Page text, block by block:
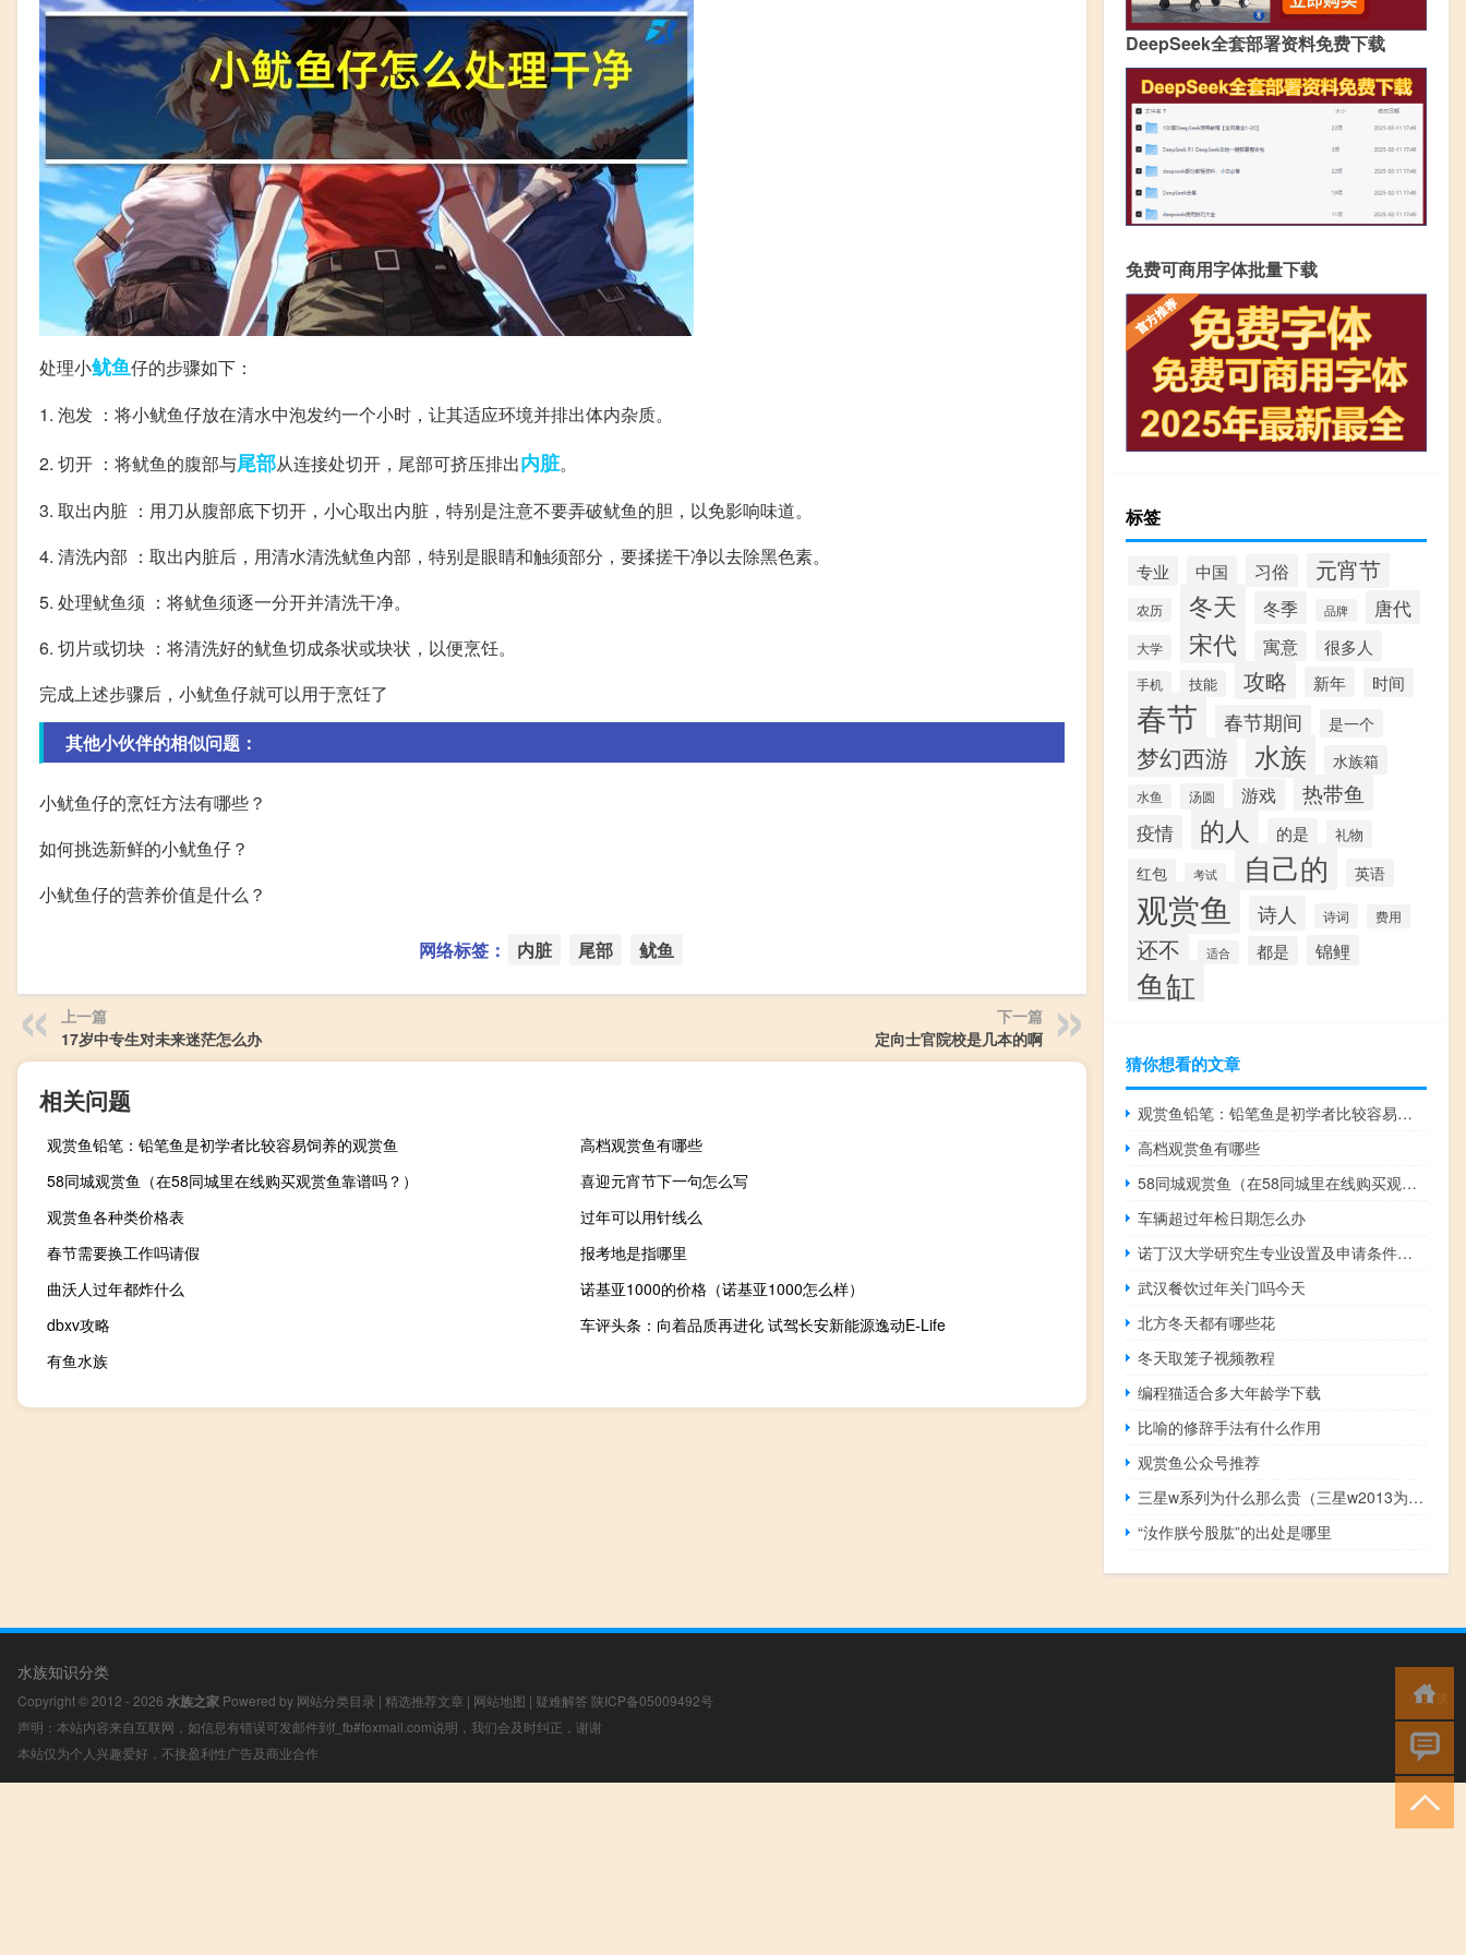
处理小鱿鱼仔的步骤如下：
1. 泡发 ：将小鱿鱼仔放在清水中泡发约一个小时，让其适应环境并排出体内杂质。
2. 切开 ：将鱿鱼的腹部与尾部从连接处切开，尾部可挤压排出内脏。
3. 取出内脏 ：用刀从腹部底下切开，小心取出内脏，特别是注意不要弄破鱿鱼的胆，以免影响味道。
4. 清洗内部 ：取出内脏后，用清水清洗鱿鱼内部，特别是眼睛和触须部分，要揉搓干净以去除黑色素。
5. 处理鱿鱼须 ：将鱿鱼须逐一分开并清洗干净。
6. 切片或切块 ：将清洗好的鱿鱼切成条状或块状，以便烹饪。
完成上述步骤后，小鱿鱼仔就可以用于烹饪了
其他小伙伴的相似问题：
小鱿鱼仔的烹饪方法有哪些？
如何挑选新鲜的小鱿鱼仔？
小鱿鱼仔的营养价值是什么？
网络标签： 内脏 尾部 鱿鱼
上一篇
17岁中专生对未来迷茫怎么办
下一篇
定向士官院校是几本的啊
相关问题
观赏鱼铅笔：铅笔鱼是初学者比较容易饲养的观赏鱼
高档观赏鱼有哪些
58同城观赏鱼（在58同城里在线购买观赏鱼靠谱吗？）
喜迎元宵节下一句怎么写
观赏鱼各种类价格表
过年可以用针线么
春节需要换工作吗请假
报考地是指哪里
曲沃人过年都炸什么
诺基亚1000的价格（诺基亚1000怎么样）
dbxv攻略
车评头条：向着品质再进化 试驾长安新能源逸动E-Life
有鱼水族
DeepSeek全套部署资料免费下载
免费可商用字体批量下载
标签
专业 中国 习俗 元宵节
农历 冬天 冬季 品牌 唐代
大学 宋代 寓意 很多人
手机 技能 攻略 新年 时间
春节 春节期间 是一个
梦幻西游 水族 水族箱
水鱼 汤圆 游戏 热带鱼
疫情 的人 的是 礼物
红包 考试 自己的 英语
观赏鱼 诗人 诗词 费用
还不 适合 都是 锦鲤
鱼缸
猜你想看的文章
观赏鱼铅笔：铅笔鱼是初学者比较容易饲养的观赏鱼
高档观赏鱼有哪些
58同城观赏鱼（在58同城里在线购买观赏鱼靠谱吗？）
车辆超过年检日期怎么办
诺丁汉大学研究生专业设置及申请条件（诺丁汉大学研究生申请条件难不难）
武汉餐饮过年关门吗今天
北方冬天都有哪些花
冬天取笼子视频教程
编程猫适合多大年龄学下载
比喻的修辞手法有什么作用
观赏鱼公众号推荐
三星w系列为什么那么贵（三星w2013为什么这么贵）
“汝作朕兮股肱”的出处是哪里
水族知识分类
Copyright © 2012 - 2026 水族之家 Powered by 网站分类目录 | 精选推荐文章 | 网站地图 | 疑难解答 陕ICP备05009492号
声明：本站内容来自互联网，如信息有错误可发邮件到f_fb#foxmail.com说明，我们会及时纠正，谢谢
本站仅为个人兴趣爱好，不接盈利性广告及商业合作
小男孩